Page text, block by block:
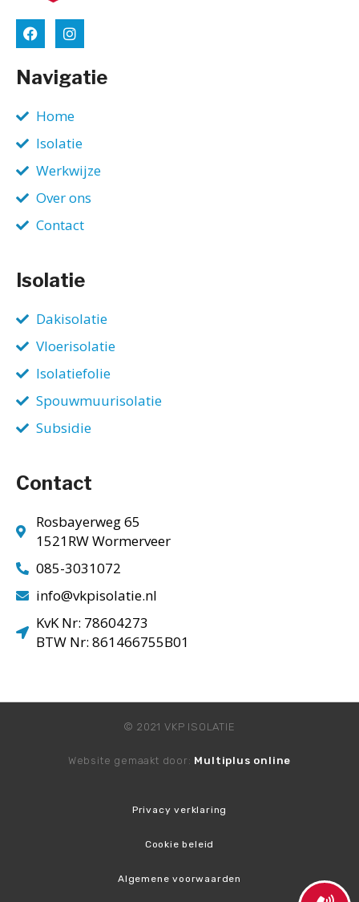
Navigatie
Home
Isolatie
Werkwijze
Over ons
Contact
Isolatie
Dakisolatie
Vloerisolatie
Isolatiefolie
Spouwmuurisolatie
Subsidie
Contact
Rosbayerweg 65
1521RW Wormerveer
085-3031072
info@vkpisolatie.nl
KvK Nr: 78604273
BTW Nr: 861466755B01
© 2021 VKP ISOLATIE
Website gemaakt door: Multiplus online
Privacy verklaring
Cookie beleid
Algemene voorwaarden